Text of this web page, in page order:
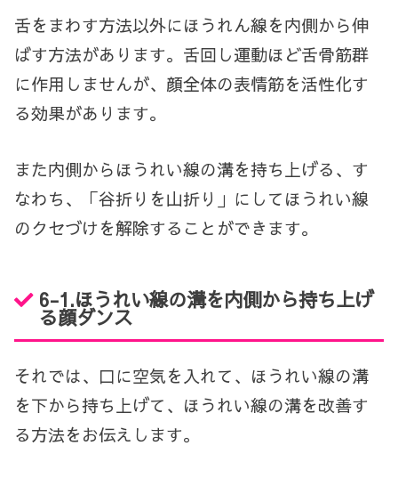
舌をまわす方法以外にほうれん線を内側から伸
ばす方法があります。舌回し運動ほど舌骨筋群
に作用しませんが、顔全体の表情筋を活性化す
る効果があります。
また内側からほうれい線の溝を持ち上げる、す
なわち、「谷折りを山折り」にしてほうれい線
のクセづけを解除することができます。
6-1.ほうれい線の溝を内側から持ち上げ
る顔ダンス
それでは、口に空気を入れて、ほうれい線の溝
を下から持ち上げて、ほうれい線の溝を改善す
る方法をお伝えします。